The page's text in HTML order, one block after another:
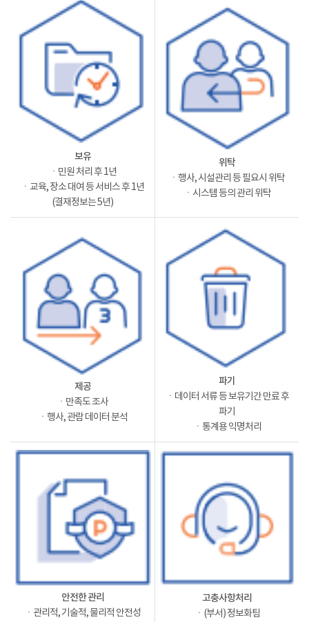
보유
ㆍ민원 처리 후 1년
ㆍ교육, 장소 대여 등 서비스 후 1년
(결재정보는 5년)
위탁
ㆍ행사, 시설관리 등 필요시 위탁
ㆍ시스템 등의 관리 위탁
제공
ㆍ만족도 조사
ㆍ행사, 관람 데이터 분석
파기
ㆍ데이터 서류 등 보유기간 만료 후
파기
ㆍ통계용 익명처리
안전한 관리
ㆍ관리적, 기술적, 물리적 안전성
고충사항처리
ㆍ(부서) 정보화팀